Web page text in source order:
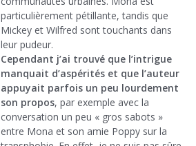
particulièrement pétillante, tandis que
Mickey et Wilfred sont touchants dans
leur pudeur.
Cependant j’ai trouvé que l’intrigue
manquait d’aspérités et que l’auteur
appuyait parfois un peu lourdement
son propos, par exemple avec la
conversation un peu « gros sabots »
entre Mona et son amie Poppy sur la